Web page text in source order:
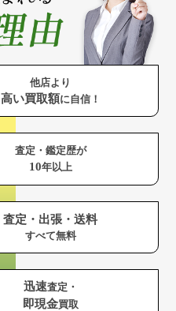
他店より
高い買取額に自信！
査定・鑑定歴が
10年以上
査定・出張・送料
すべて無料
迅速査定・
即現金買取